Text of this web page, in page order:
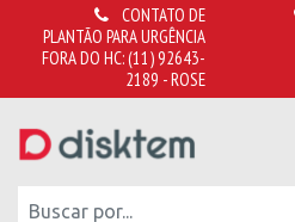
CONTATO DE
PLANTÃO PARA URGÊNCIA
FORA DO HC:(11) 92643-
2189 - ROSE